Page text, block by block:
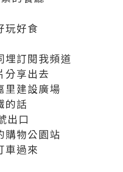
玩好食
埋訂閱我頻道
分享出去
里建設廣場
的話
出口
購物公園站
車過來